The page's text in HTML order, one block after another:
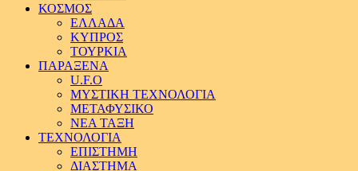
ΚΟΣΜΟΣ
ΕΛΛΑΔΑ
ΚΥΠΡΟΣ
ΤΟΥΡΚΙΑ
ΠΑΡΑΞΕΝΑ
U.F.O
ΜΥΣΤΙΚΗ ΤΕΧΝΟΛΟΓΙΑ
ΜΕΤΑΦΥΣΙΚΟ
ΝΕΑ ΤΑΞΗ
ΤΕΧΝΟΛΟΓΙΑ
ΕΠΙΣΤΗΜΗ
ΔΙΑΣΤΗΜΑ